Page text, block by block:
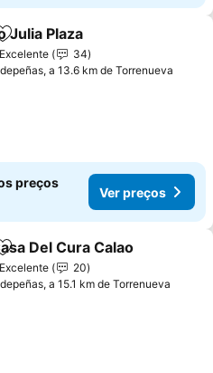
Adicionar aos favoritos
Julia Plaza
Excelente
34
a 13.6 km de Torrenueva
preços
Ver preços
Adicionar aos favoritos
Del Cura Calao
Excelente
20
a 15.1 km de Torrenueva